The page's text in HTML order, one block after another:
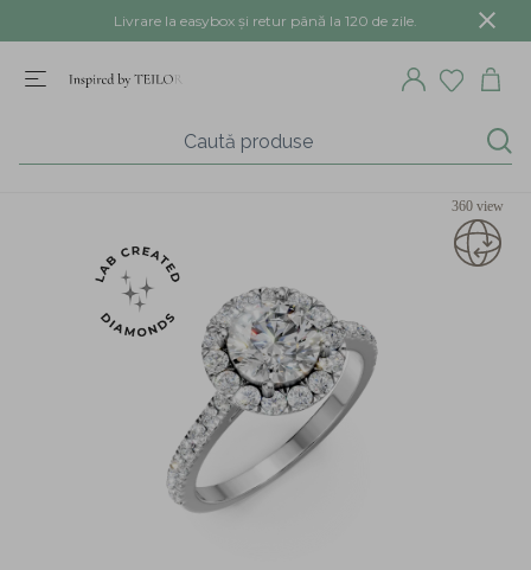
Livrare la easybox și retur până la 120 de zile.
360 view